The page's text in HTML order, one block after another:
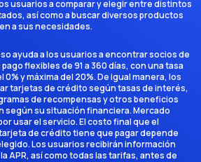
usuarios a comparar y elegir entre distintos
así como a buscar diversos productos
a sus necesidades.
ayuda a los usuarios a encontrar socios de
flexibles de 91 a 360 días, con una tasa
0% y máxima del 20%. De igual manera, los
tarjetas de crédito según tasas de interés,
de recompensas y otros beneficios
según su situación financiera. Mercado
usar el servicio. El costo final que el
de crédito tiene que pagar depende
Los usuarios recibirán información
APR, así como todas las tarifas, antes de